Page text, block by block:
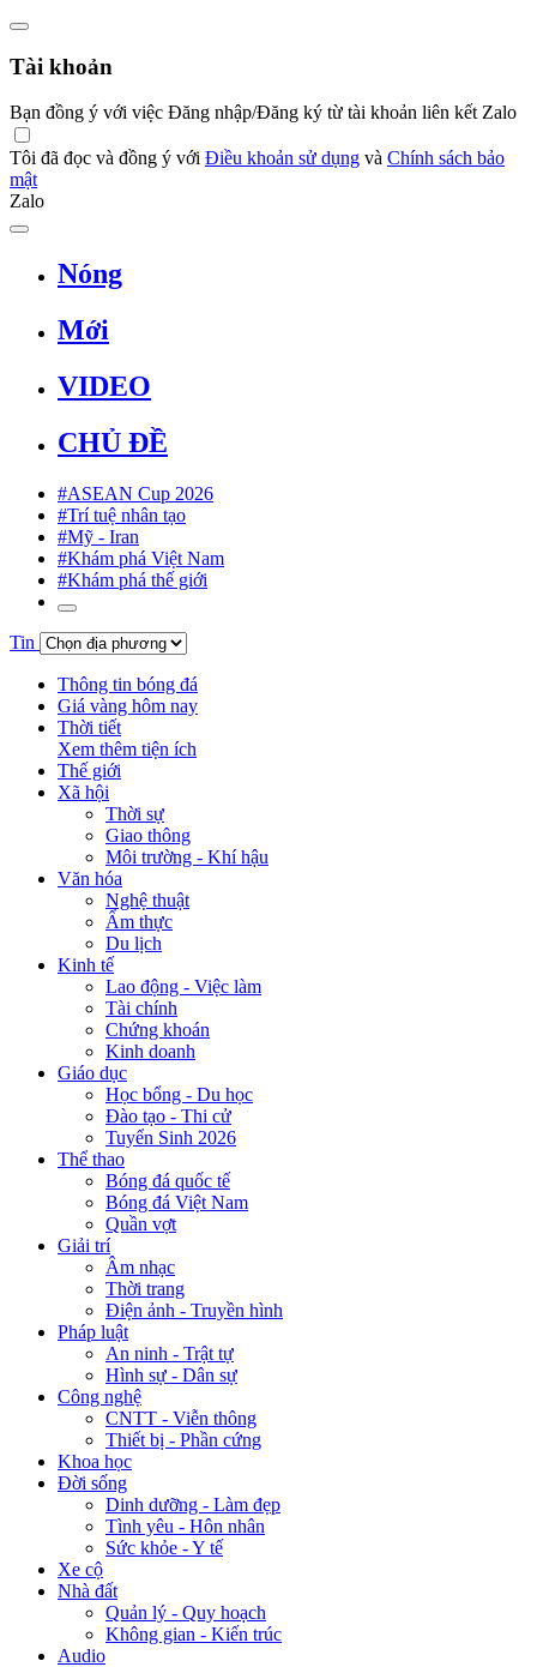
Tài khoản
Bạn đồng ý với việc Đăng nhập/Đăng ký từ tài khoản liên kết Zalo
Tôi đã đọc và đồng ý với Điều khoản sử dụng và Chính sách bảo
mật
Zalo
Nóng
Mới
VIDEO
CHỦ ĐỀ
#ASEAN Cup 2026
#Trí tuệ nhân tạo
#Mỹ - Iran
#Khám phá Việt Nam
#Khám phá thế giới
Tin
Thông tin bóng đá
Giá vàng hôm nay
Thời tiết
Xem thêm tiện ích
Thế giới
Xã hội
Thời sự
Giao thông
Môi trường - Khí hậu
Văn hóa
Nghệ thuật
Ẩm thực
Du lịch
Kinh tế
Lao động - Việc làm
Tài chính
Chứng khoán
Kinh doanh
Giáo dục
Học bổng - Du học
Đào tạo - Thi cử
Tuyển Sinh 2026
Thể thao
Bóng đá quốc tế
Bóng đá Việt Nam
Quần vợt
Giải trí
Âm nhạc
Thời trang
Điện ảnh - Truyền hình
Pháp luật
An ninh - Trật tự
Hình sự - Dân sự
Công nghệ
CNTT - Viễn thông
Thiết bị - Phần cứng
Khoa học
Đời sống
Dinh dưỡng - Làm đẹp
Tình yêu - Hôn nhân
Sức khỏe - Y tế
Xe cộ
Nhà đất
Quản lý - Quy hoạch
Không gian - Kiến trúc
Audio